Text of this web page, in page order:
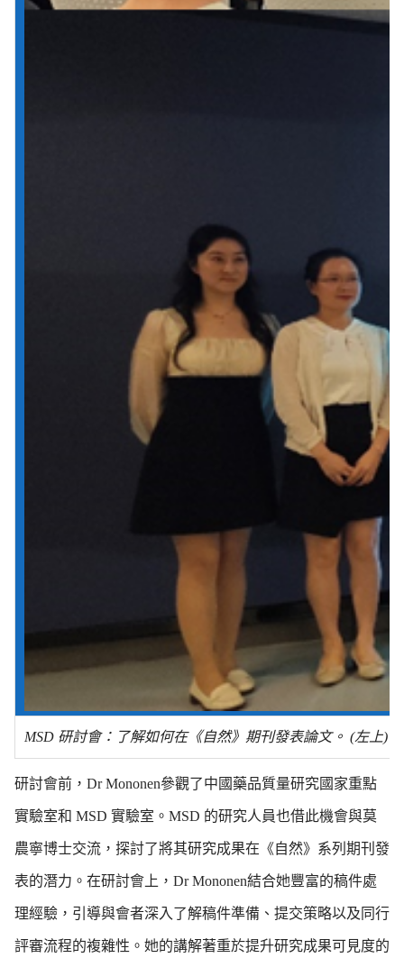
MSD 研討會：了解如何在《自然》期刊發表論文。 (左上)
研討會前，Dr Mononen參觀了中國藥品質量研究國家重點
實驗室和 MSD 實驗室。MSD 的研究人員也借此機會與莫
農寧博士交流，探討了將其研究成果在《自然》系列期刊發
表的潛力。在研討會上，Dr Mononen結合她豐富的稿件處
理經驗，引導與會者深入了解稿件準備、提交策略以及同行
評審流程的複雜性。她的講解著重於提升研究成果可見度的